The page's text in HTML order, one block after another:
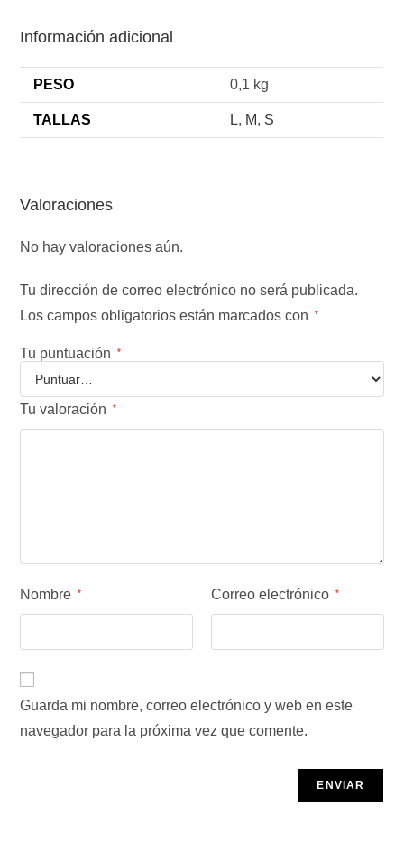
Información adicional
PESO 0,1 kg
TALLAS L, M, S
Valoraciones
No hay valoraciones aún.
Tu dirección de correo electrónico no será publicada.
Los campos obligatorios están marcados con
*
Tu puntuación *
Tu valoración *
Nombre * Correo electrónico *
Guarda mi nombre, correo electrónico y web en este
navegador para la próxima vez que comente.